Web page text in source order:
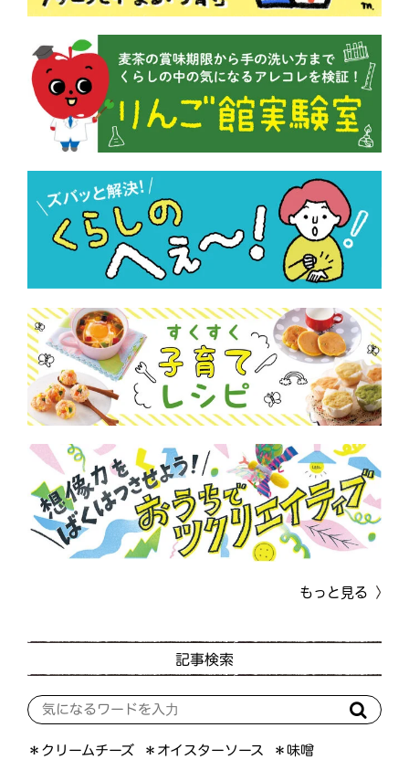
もっと見る
記事検索
＊クリームチーズ ＊オイスターソース ＊味噌